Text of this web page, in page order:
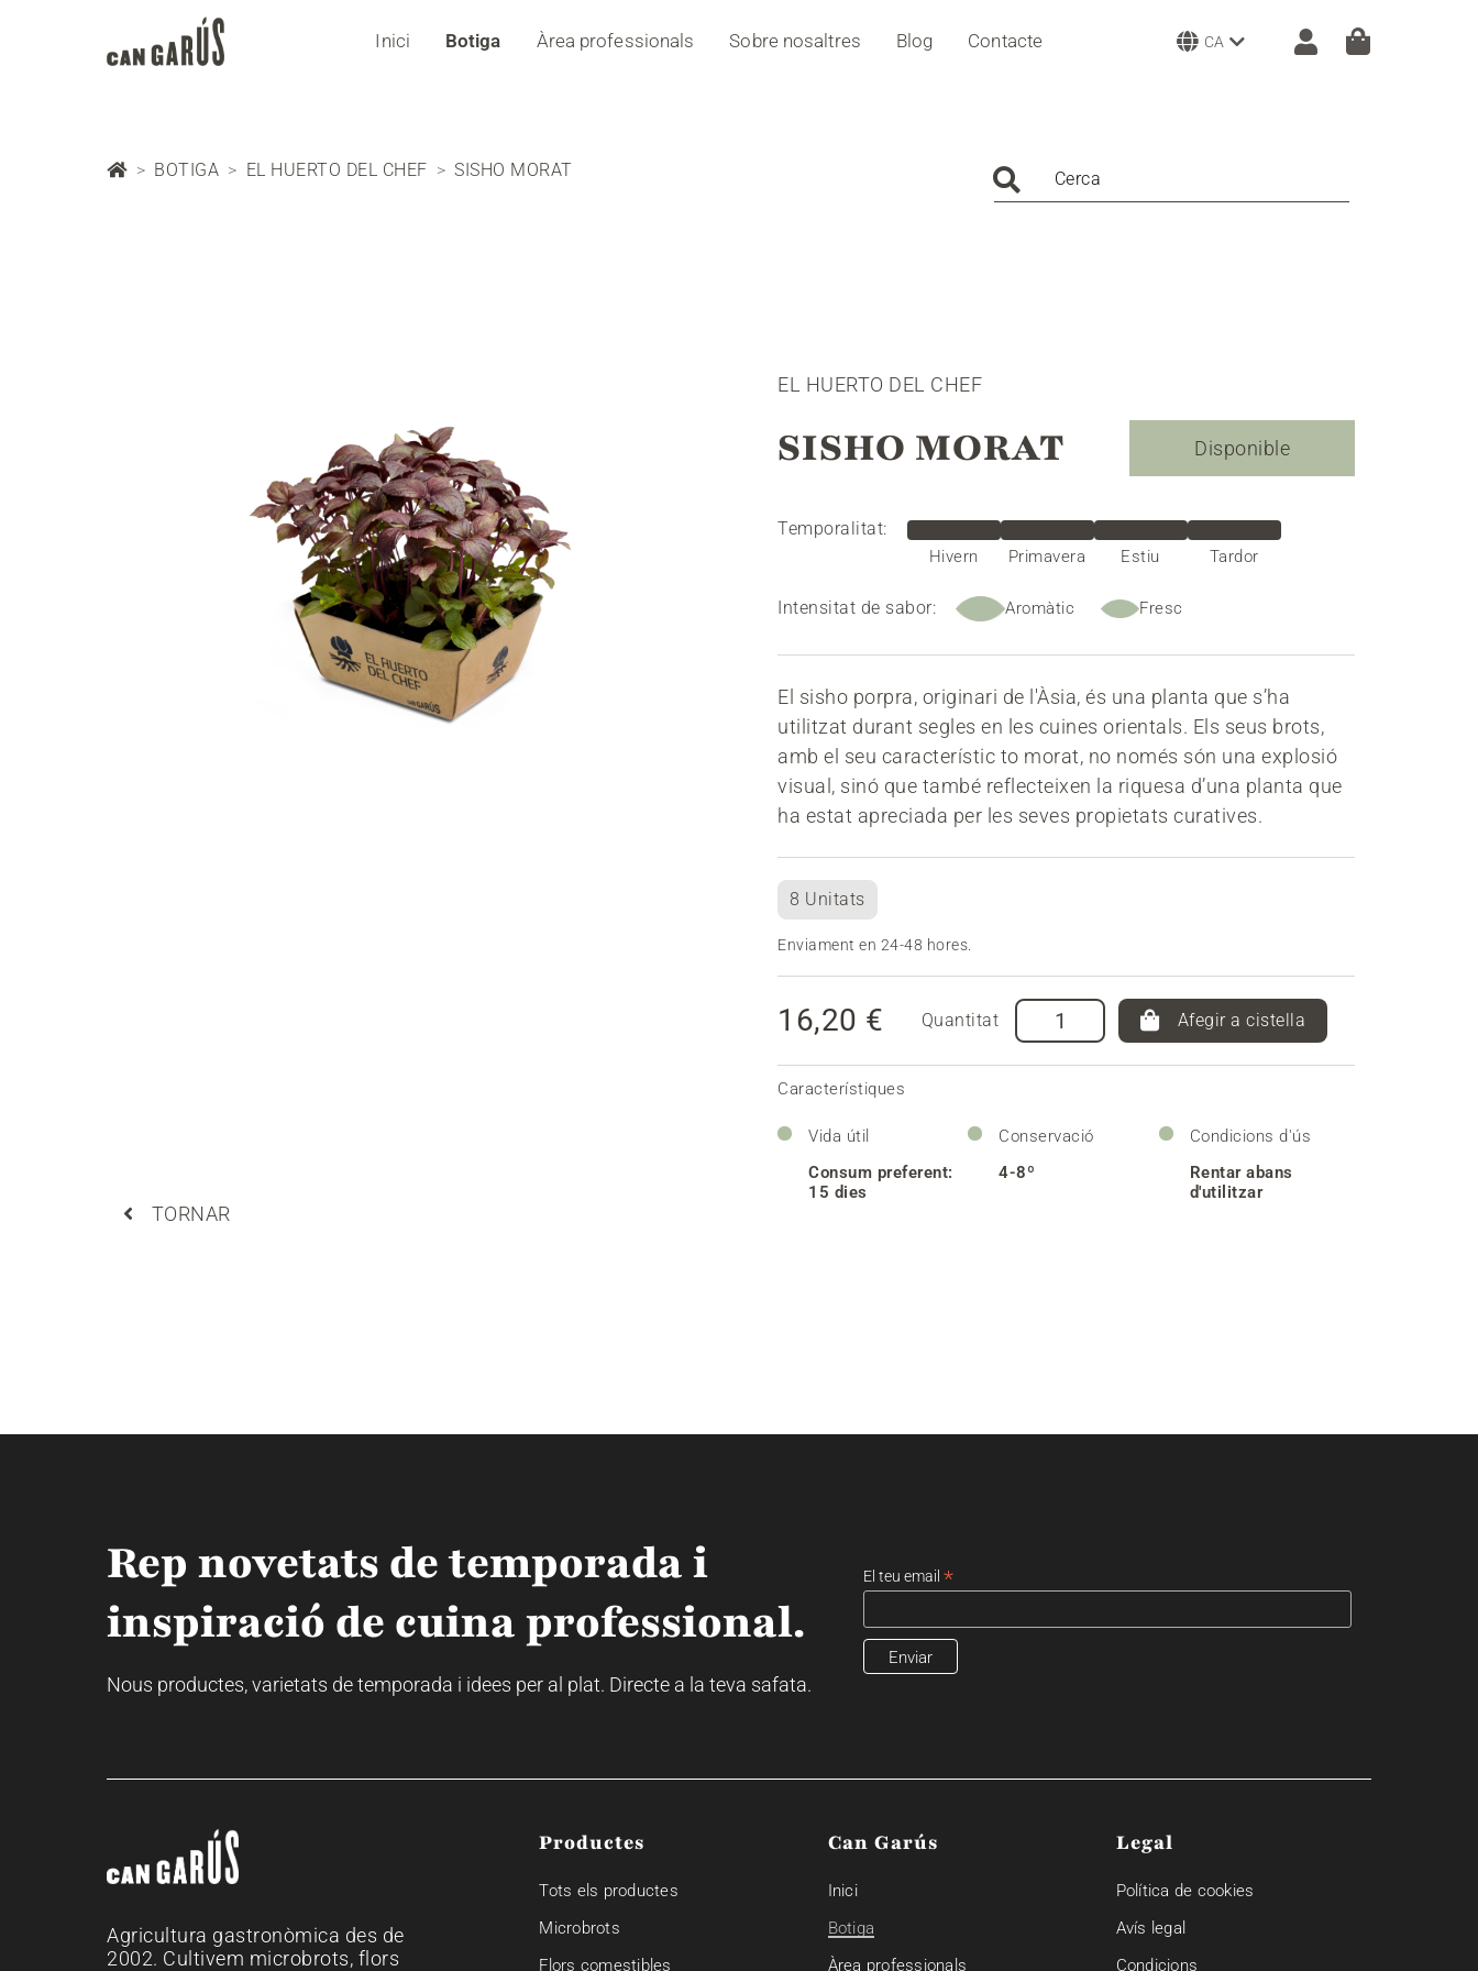
Inici Botiga Àrea professionals Sobre nosaltres Blog Contacte CA
BOTIGA EL HUERTO DEL CHEF SISHO MORAT Cerca
EL HUERTO DEL CHEF
SISHO MORAT Disponible
Temporalitat:
Hivern Primavera Estiu Tardor
Intensitat de sabor: Aromàtic Fresc
El sisho porpra, originari de l'Àsia, és una planta que s’ha
utilitzat durant segles en les cuines orientals. Els seus brots,
amb el seu característic to morat, no només són una explosió
visual, sinó que també reflecteixen la riquesa d’una planta que
ha estat apreciada per les seves propietats curatives.
8 Unitats
Enviament en 24-48 hores.
16,20 € Quantitat Afegir a cistella
Característiques
Vida útil
Consum preferent:
15 dies
Conservació
4-8º
Condicions d'ús
Rentar abans
d'utilitzar
TORNAR
Rep novetats de temporada i
inspiració de cuina professional.
Nous productes, varietats de temporada i idees per al plat. Directe a la teva safata.
El teu email*
Agricultura gastronòmica des de
2002. Cultivem microbrots, flors
Productes
Tots els productes
Microbrots
Flors comestibles
Can Garús
Inici
Botiga
Àrea professionals
Legal
Política de cookies
Avís legal
Condicions